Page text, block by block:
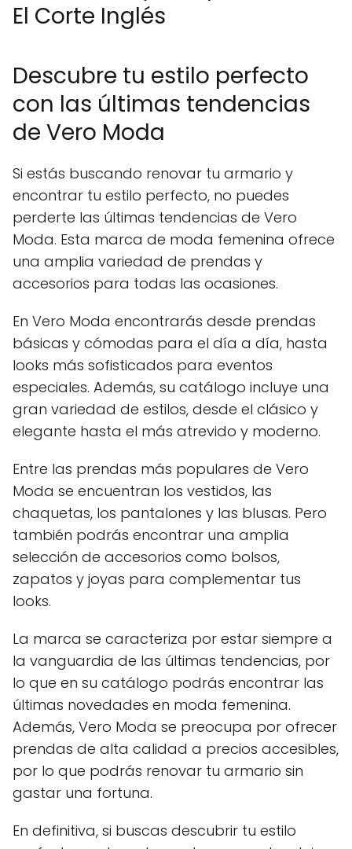
El Corte Inglés
Descubre tu estilo perfecto
con las últimas tendencias
de Vero Moda
Si estás buscando renovar tu armario y
encontrar tu estilo perfecto, no puedes
perderte las últimas tendencias de Vero
Moda. Esta marca de moda femenina ofrece
una amplia variedad de prendas y
accesorios para todas las ocasiones.
En Vero Moda encontrarás desde prendas
básicas y cómodas para el día a día, hasta
looks más sofisticados para eventos
especiales. Además, su catálogo incluye una
gran variedad de estilos, desde el clásico y
elegante hasta el más atrevido y moderno.
Entre las prendas más populares de Vero
Moda se encuentran los vestidos, las
chaquetas, los pantalones y las blusas. Pero
también podrás encontrar una amplia
selección de accesorios como bolsos,
zapatos y joyas para complementar tus
looks.
La marca se caracteriza por estar siempre a
la vanguardia de las últimas tendencias, por
lo que en su catálogo podrás encontrar las
últimas novedades en moda femenina.
Además, Vero Moda se preocupa por ofrecer
prendas de alta calidad a precios accesibles,
por lo que podrás renovar tu armario sin
gastar una fortuna.
En definitiva, si buscas descubrir tu estilo